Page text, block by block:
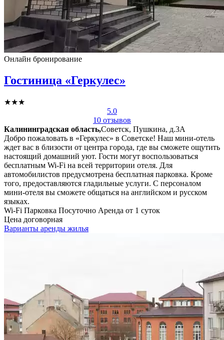
Онлайн бронирование
Гостиница «Геркулес»
★★★
5.0
10 отзывов
Калининградская область,Советск, Пушкина, д.3А
Добро пожаловать в «Геркулес» в Советске! Наш мини-отель
ждет вас в близости от центра города, где вы сможете ощутить
настоящий домашний уют. Гости могут воспользоваться
бесплатным Wi-Fi на всей территории отеля. Для
автомобилистов предусмотрена бесплатная парковка. Кроме
того, предоставляются гладильные услуги. С персоналом
мини-отеля вы сможете общаться на английском и русском
языках.
Wi-Fi Парковка Посуточно Аренда от 1 суток
Цена договорная
Варианты аренды жилья